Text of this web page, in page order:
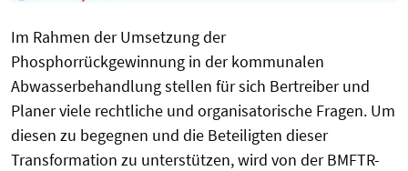
Im Rahmen der Umsetzung der
Phosphorrückgewinnung in der kommunalen
Abwasserbehandlung stellen für sich Bertreiber und
Planer viele rechtliche und organisatorische Fragen. Um
diesen zu begegnen und die Beteiligten dieser
Transformation zu unterstützen, wird von der BMFTR-